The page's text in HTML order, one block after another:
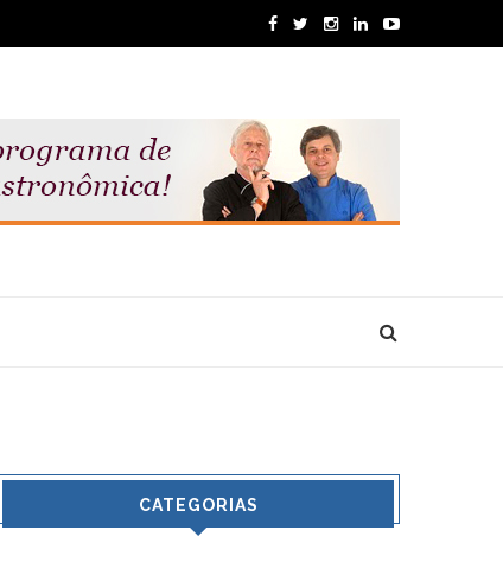
CATEGORIAS